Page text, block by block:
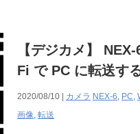
【デジカメ】
Fi で PC に転送す
2020/08/10 | カメラ NEX-6, PC,
画像, 転送